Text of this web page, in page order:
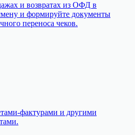
и возвратах из ОФД в
и формируйте документы
переноса чеков.
фактурами и другими